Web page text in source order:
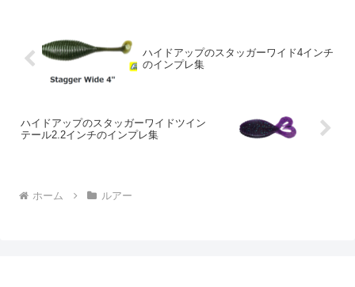
ハイドアップのスタッガーワイド4インチ
のインプレ集
ハイドアップのスタッガーワイドツイン
テール2.2インチのインプレ集
ホーム ルアー